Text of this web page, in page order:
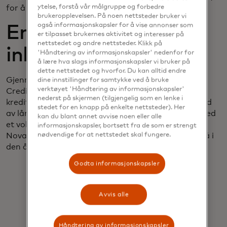
for å beskytte forbrukerdata.
En mer rettferdig og
inkluderende fremtid
Gjennom partnerskapet med Mastercard ser Nova
Credit frem til å tilby bedre verktøy for
kredittbeslutninger til et stort, underforsynt marked
av låntakere – uten å øke risikoen for långiverne. Med
et voksende nettverk og banebrytende teknologi er
Nova Credit forpliktet til å bli et ledende kredittbyrå i
den åpne bankæraen.
Långivere ser verdien av å integrere
banktransaksjonsdata i
ytelse, forstå vår målgruppe og forbedre
brukeropplevelsen. På noen nettsteder bruker vi
også informasjonskapsler for å vise annonser som
er tilpasset brukernes aktivitet og interesser på
nettstedet og andre nettsteder. Klikk på
'Håndtering av informasjonskapsler' nedenfor for
å lære hva slags informasjonskapsler vi bruker på
dette nettstedet og hvorfor. Du kan alltid endre
dine innstillinger for samtykke ved å bruke
verktøyet 'Håndtering av informasjonskapsler'
nederst på skjermen (tilgjengelig som en lenke i
stedet for en knapp på enkelte nettsteder). Her
kan du blant annet avvise noen eller alle
informasjonskapsler, bortsett fra de som er strengt
nødvendige for at nettstedet skal fungere.
Godta informasjonskapsler
Avvis alle
Håndtering av informasjonskapsler